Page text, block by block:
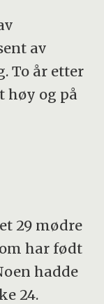
tidlig. Et
til å klare
utviklet,
og
1500
av
To år etter
høy og på
29 mødre
har født
hadde
24.